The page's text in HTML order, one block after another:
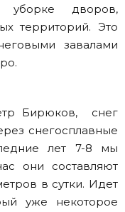
уборке дворов,
территорий. Это
завалами
Бирюков, снег
снегосплавные
лет 7-8 мы
они составляют
в сутки. Идет
уже некоторое